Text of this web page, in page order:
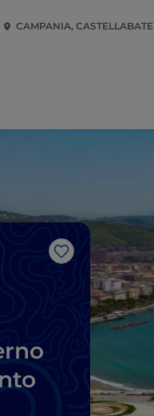
CAMPANIA, CASTELLABATE
Like